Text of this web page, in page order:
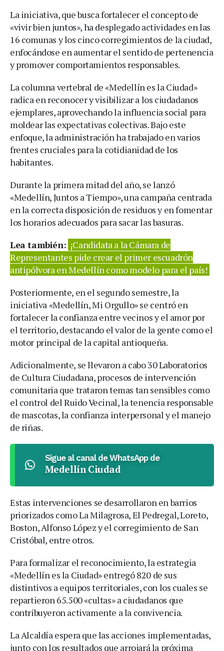
La iniciativa, que busca fortalecer el concepto de
«vivir bien juntos», ha desplegado actividades en las
16 comunas y los cinco corregimientos de la ciudad,
enfocándose en aumentar el sentido de pertenencia
y promover comportamientos responsables.
La columna vertebral de «Medellín es la Ciudad»
radica en reconocer y visibilizar a los ciudadanos
ejemplares, aprovechando la influencia social para
moldear las expectativas colectivas. Bajo este
enfoque, la administración ha trabajado en varios
frentes cruciales para la cotidianidad de los
habitantes.
Durante la primera mitad del año, se lanzó
«Medellín, Juntos a Tiempo», una campaña centrada
en la correcta disposición de residuos y en fomentar
los horarios adecuados para sacar las basuras.
Lea también: ¡Candidata a la Cámara de
Representantes pide crear el primer escuadrón
antipólvora en Medellín como modelo para el país!
Posteriormente, en el segundo semestre, la
iniciativa «Medellín, Mi Orgullo» se centró en
fortalecer la confianza entre vecinos y el amor por
el territorio, destacando el valor de la gente como el
motor principal de la capital antioqueña.
Adicionalmente, se llevaron a cabo 30 Laboratorios
de Cultura Ciudadana, procesos de intervención
comunitaria que trataron temas tan sensibles como
el control del Ruido Vecinal, la tenencia responsable
de mascotas, la confianza interpersonal y el manejo
de riñas.
Sigue al canal de WhatsApp de
Medellín Ciudad
Estas intervenciones se desarrollaron en barrios
priorizados como La Milagrosa, El Pedregal, Loreto,
Boston, Alfonso López y el corregimiento de San
Cristóbal, entre otros.
Para formalizar el reconocimiento, la estrategia
«Medellín es la Ciudad» entregó 820 de sus
distintivos a equipos territoriales, con los cuales se
repartieron 65.500 «cultas» a ciudadanos que
contribuyeron activamente a la convivencia.
La Alcaldía espera que las acciones implementadas,
junto con los resultados que arrojará la próxima